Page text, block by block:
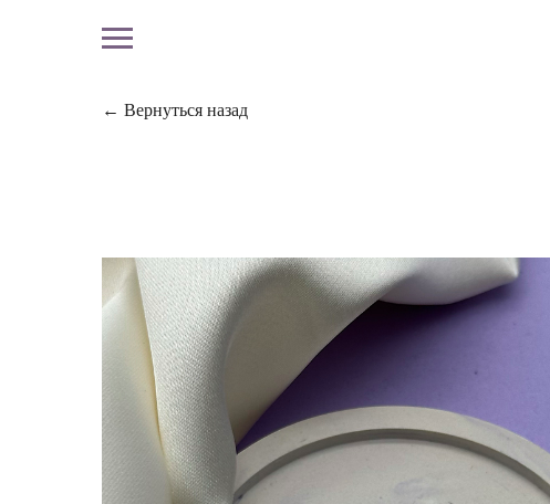
← Вернуться назад